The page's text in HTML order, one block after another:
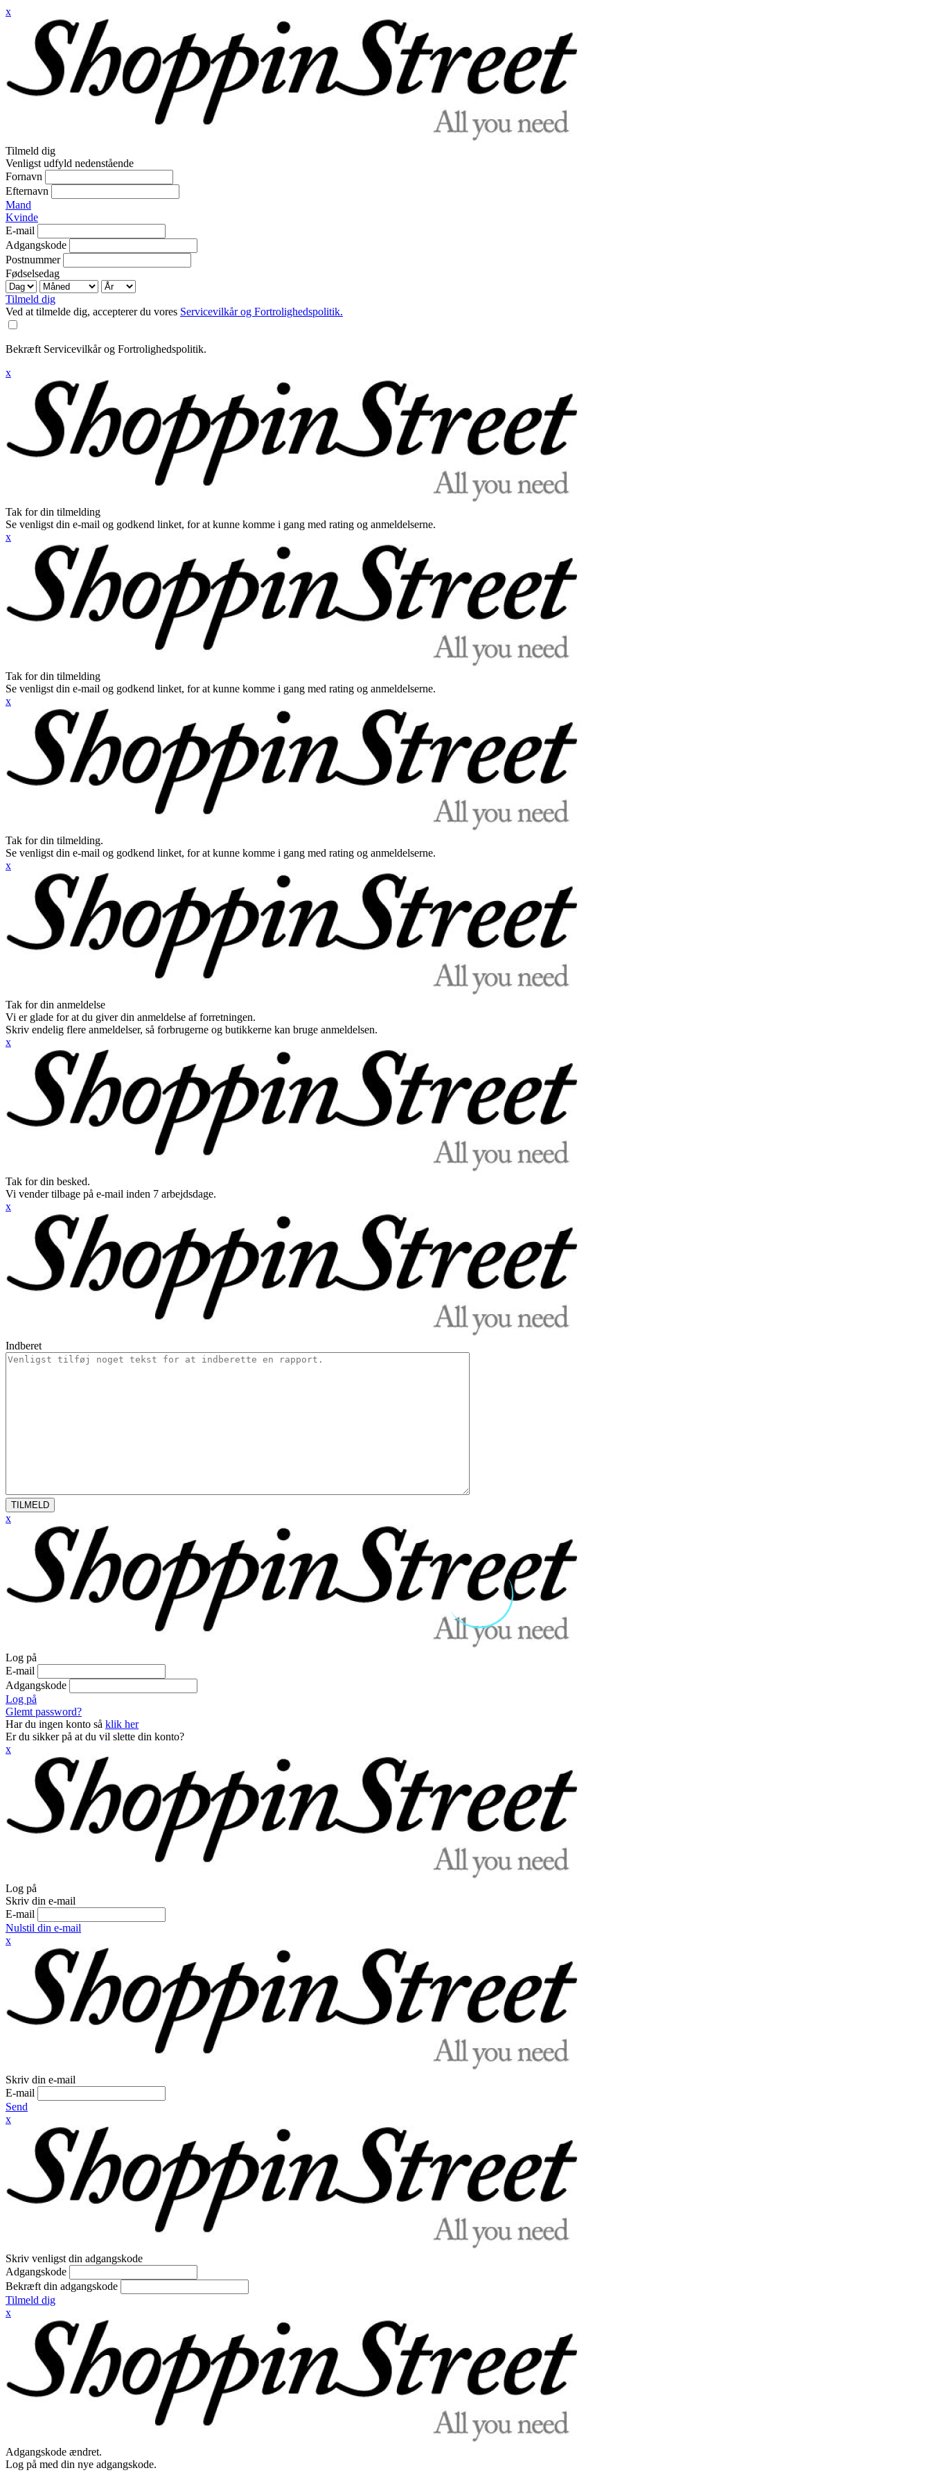
x
Tilmeld dig
Venligst udfyld nedenstående
Fornavn
Efternavn
Mand
Kvinde
E-mail
Adgangskode
Postnummer
Fødselsedag
Tilmeld dig
Ved at tilmelde dig, accepterer du vores Servicevilkår og Fortrolighedspolitik.
Bekræft Servicevilkår og Fortrolighedspolitik.
x
Tak for din tilmelding
Se venligst din e-mail og godkend linket, for at kunne komme i gang med rating og anmeldelserne.
x
Tak for din tilmelding
Se venligst din e-mail og godkend linket, for at kunne komme i gang med rating og anmeldelserne.
x
Tak for din tilmelding.
Se venligst din e-mail og godkend linket, for at kunne komme i gang med rating og anmeldelserne.
x
Tak for din anmeldelse
Vi er glade for at du giver din anmeldelse af forretningen.
Skriv endelig flere anmeldelser, så forbrugerne og butikkerne kan bruge anmeldelsen.
x
Tak for din besked.
Vi vender tilbage på e-mail inden 7 arbejdsdage.
x
Indberet
TILMELD
x
Log på
E-mail
Adgangskode
Log på
Glemt password?
Har du ingen konto så klik her
Er du sikker på at du vil slette din konto?
x
Log på
Skriv din e-mail
E-mail
Nulstil din e-mail
x
Skriv din e-mail
E-mail
Send
x
Skriv venligst din adgangskode
Adgangskode
Bekræft din adgangskode
Tilmeld dig
x
Adgangskode ændret.
Log på med din nye adgangskode.